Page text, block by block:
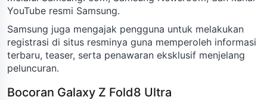
YouTube resmi Samsung.
Samsung juga mengajak pengguna untuk melakukan
registrasi di situs resminya guna memperoleh informasi
terbaru, teaser, serta penawaran eksklusif menjelang
peluncuran.
Bocoran Galaxy Z Fold8 Ultra